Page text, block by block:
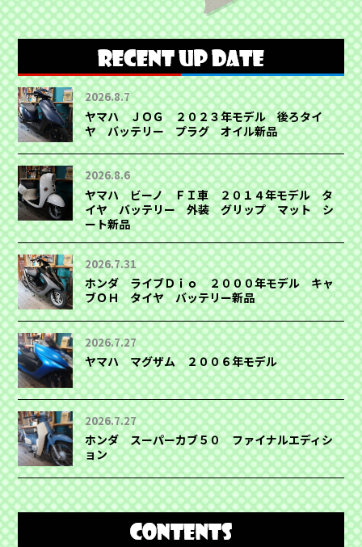
2026.8.7
ヤマハ ＪＯＧ ２０２３年モデル 後ろタイ
ヤ バッテリー プラグ オイル新品
2026.8.6
ヤマハ ビーノ ＦＩ車 ２０１４年モデル タ
イヤ バッテリー 外装 グリップ マット シ
ート新品
2026.7.31
ホンダ ライブＤｉｏ ２０００年モデル キャ
ブＯＨ タイヤ バッテリー新品
2026.7.27
ヤマハ マグザム ２００６年モデル
2026.7.27
ホンダ スーパーカブ５０ ファイナルエディシ
ョン